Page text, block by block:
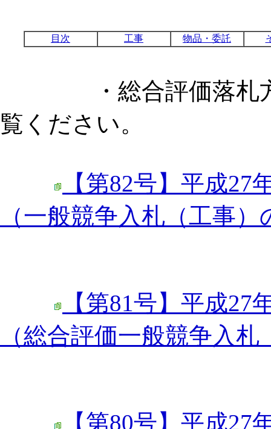
目次 工事 物品・委託
・総合評価落札方
覧ください。
【第82号】平成
（一般競争入札（工事）
【第81号】平成
（総合評価一般競争入
【第80号】平成